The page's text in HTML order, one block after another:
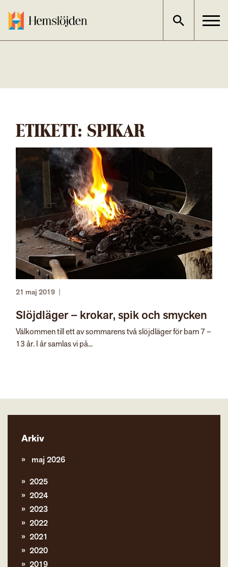
innehållet
ETIKETT: SPIKAR
21 maj 2019
Slöjdläger – krokar, spik och smycken
Välkommen till ett av sommarens två slöjdläger för barn 7 –
13 år. I år samlas vi på...
Arkiv
maj 2026
2025
2024
2023
2022
2021
2020